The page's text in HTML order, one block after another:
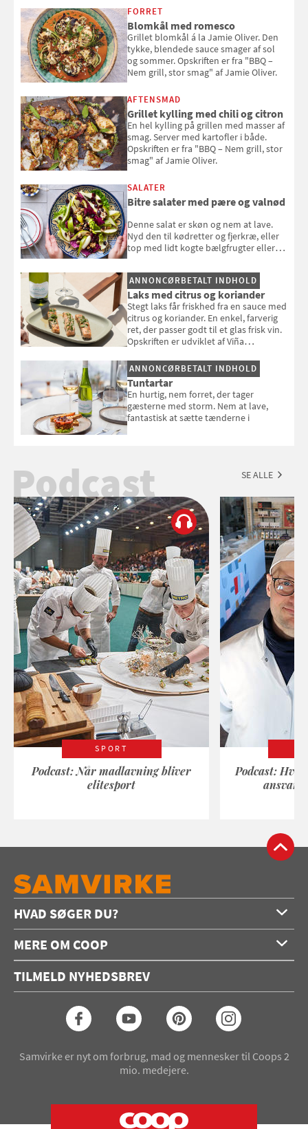
smag" af Jamie Oliver.
FORRET
Blomkål med romesco
Grillet blomkål á la Jamie Oliver. Den
tykke, blendede sauce smager af sol
og sommer. Opskriften er fra "BBQ –
Nem grill, stor smag" af Jamie Oliver.
AFTENSMAD
Grillet kylling med chili og citron
En hel kylling på grillen med masser af
smag. Server med kartofler i både.
Opskriften er fra "BBQ – Nem grill, stor
smag" af Jamie Oliver.
SALATER
Bitre salater med pære og valnød
Denne salat er skøn og nem at lave.
Nyd den til kødretter og fjerkræ, eller
top med lidt kogte bælgfrugter eller
selvstændigt måltid. Opskriften er fra
Louisa Lorangs kogebog "Salat".
ANNONCØRBETALT INDHOLD
Laks med citrus og koriander
Stegt laks får friskhed fra en sauce med
citrus og koriander. En enkel, farverig
ret, der passer godt til et glas frisk vin.
Opskriften er udviklet af Viña
ANNONCØRBETALT INDHOLD
Tuntartar
En hurtig, nem forret, der tager
gæsterne med storm. Nem at lave,
fantastisk at sætte tænderne i
Podcast SE ALLE
SPORT
Podcast: Når madlavning bliver
elitesport
Podcast:
HVAD SØGER DU?
Forside
Opskrifter
Konkurrencer
MERE OM COOP
Annoncering
Coop medlem
TILMELD NYHEDSBREV
Samvirke er nyt om forbrug, mad og mennesker til Coops 2
mio. medejere.